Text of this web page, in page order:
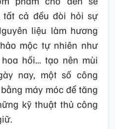
tất cả đều đòi hỏi sự
liệu làm hương
mộc tự nhiên như
hồi... tạo nên mùi
nay, một số công
máy móc để tăng
kỹ thuật thủ công